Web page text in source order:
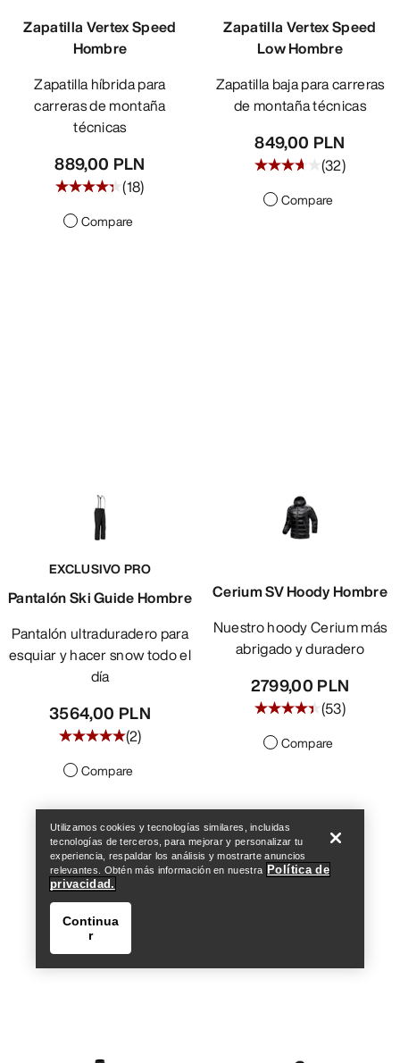
Encuentra una tienda
Zapatilla Vertex Speed
Hombre
Zapatilla híbrida para
carreras de montaña
técnicas
889,00 PLN
(18)
Compare
Zapatilla Vertex Speed
Low Hombre
Zapatilla baja para carreras
de montaña técnicas
849,00 PLN
(32)
Compare
EXCLUSIVO PRO
Pantalón Ski Guide Hombre
Pantalón ultraduradero para
esquiar y hacer snow todo el
día
3564,00 PLN
(2)
Compare
Cerium SV Hoody Hombre
Nuestro hoody Cerium más
abrigado y duradero
2799,00 PLN
(53)
Compare
Utilizamos cookies y tecnologías similares, incluidas
tecnologías de terceros, para mejorar y personalizar tu
experiencia, respaldar los análisis y mostrarte anuncios
relevantes. Obtén más información en nuestra Política de
privacidad.
Continua
r